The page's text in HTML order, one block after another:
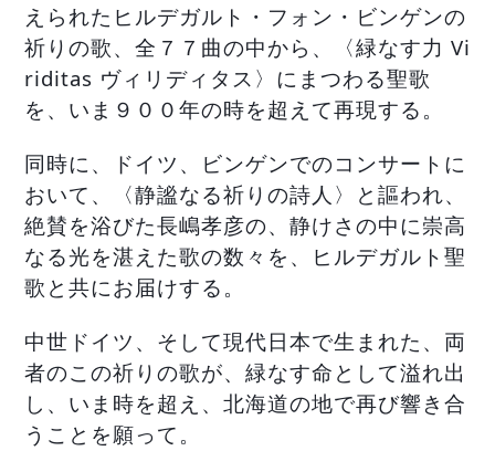
えられたヒルデガルト・フォン・ビンゲンの
祈りの歌、全７７曲の中から、〈緑なす力 Vi
riditas ヴィリディタス〉にまつわる聖歌
を、いま９００年の時を超えて再現する。
同時に、ドイツ、ビンゲンでのコンサートに
おいて、〈静謐なる祈りの詩人〉と謳われ、
絶賛を浴びた長嶋孝彦の、静けさの中に崇高
なる光を湛えた歌の数々を、ヒルデガルト聖
歌と共にお届けする。
中世ドイツ、そして現代日本で生まれた、両
者のこの祈りの歌が、緑なす命として溢れ出
し、いま時を超え、北海道の地で再び響き合
うことを願って。